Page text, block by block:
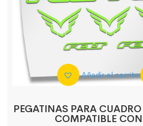
Añadir al carrito
PEGATINAS PARA
COMPATIBLE CON